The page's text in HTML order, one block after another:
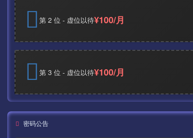
第 2 位 - 虚位以待¥100/月
第 3 位 - 虚位以待¥100/月
密码公告